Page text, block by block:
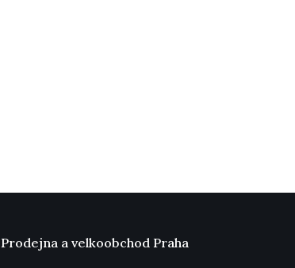
Prodejna a velkoobchod Praha